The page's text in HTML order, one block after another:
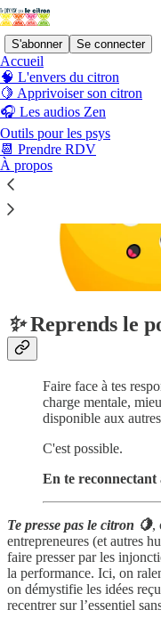
S'abonner Se connecter
Accueil
🧠 L'envers du citron
🍋 Apprivoiser son citron
🎧 Les audios Zen
Outils pour les psys
📆 Prendre RDV
À propos
✨Reprends le
Faire face à tes
charge mentale,
disponible aux
C'est possible.
En te reconnectant
Te presse pas le citron 🍋,
entrepreneures (et autres
faire presser par les
la performance. Ici, on
on démystifie les idées
recentrer sur l’essentiel